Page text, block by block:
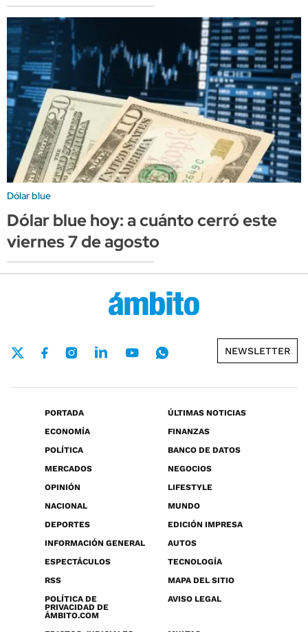
Dólar blue
Dólar blue hoy: a cuánto cerró este
viernes 7 de agosto
NEWSLETTER
PORTADA
ÚLTIMAS NOTICIAS
ECONOMÍA
FINANZAS
POLÍTICA
BANCO DE DATOS
MERCADOS
NEGOCIOS
OPINIÓN
LIFESTYLE
NACIONAL
MUNDO
DEPORTES
EDICIÓN IMPRESA
INFORMACIÓN GENERAL
AUTOS
ESPECTÁCULOS
TECNOLOGÍA
RSS
MAPA DEL SITIO
POLÍTICA DE
PRIVACIDAD DE
ÁMBITO.COM
AVISO LEGAL